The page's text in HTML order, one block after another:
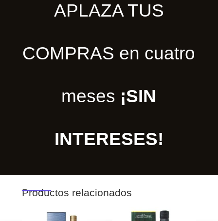
APLAZA TUS
COMPRAS en cuatro
meses ¡SIN
INTERESES!
Productos relacionados